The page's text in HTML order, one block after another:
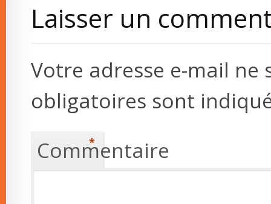
Laisser un
Votre adresse e-mail ne
obligatoires sont
Commentaire
*